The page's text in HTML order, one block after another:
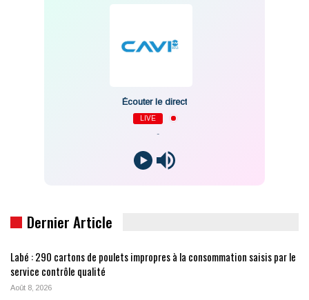
Écouter le direct
LIVE
Dernier Article
Labé : 290 cartons de poulets impropres à la consommation saisis par le
service contrôle qualité
Août 8, 2026